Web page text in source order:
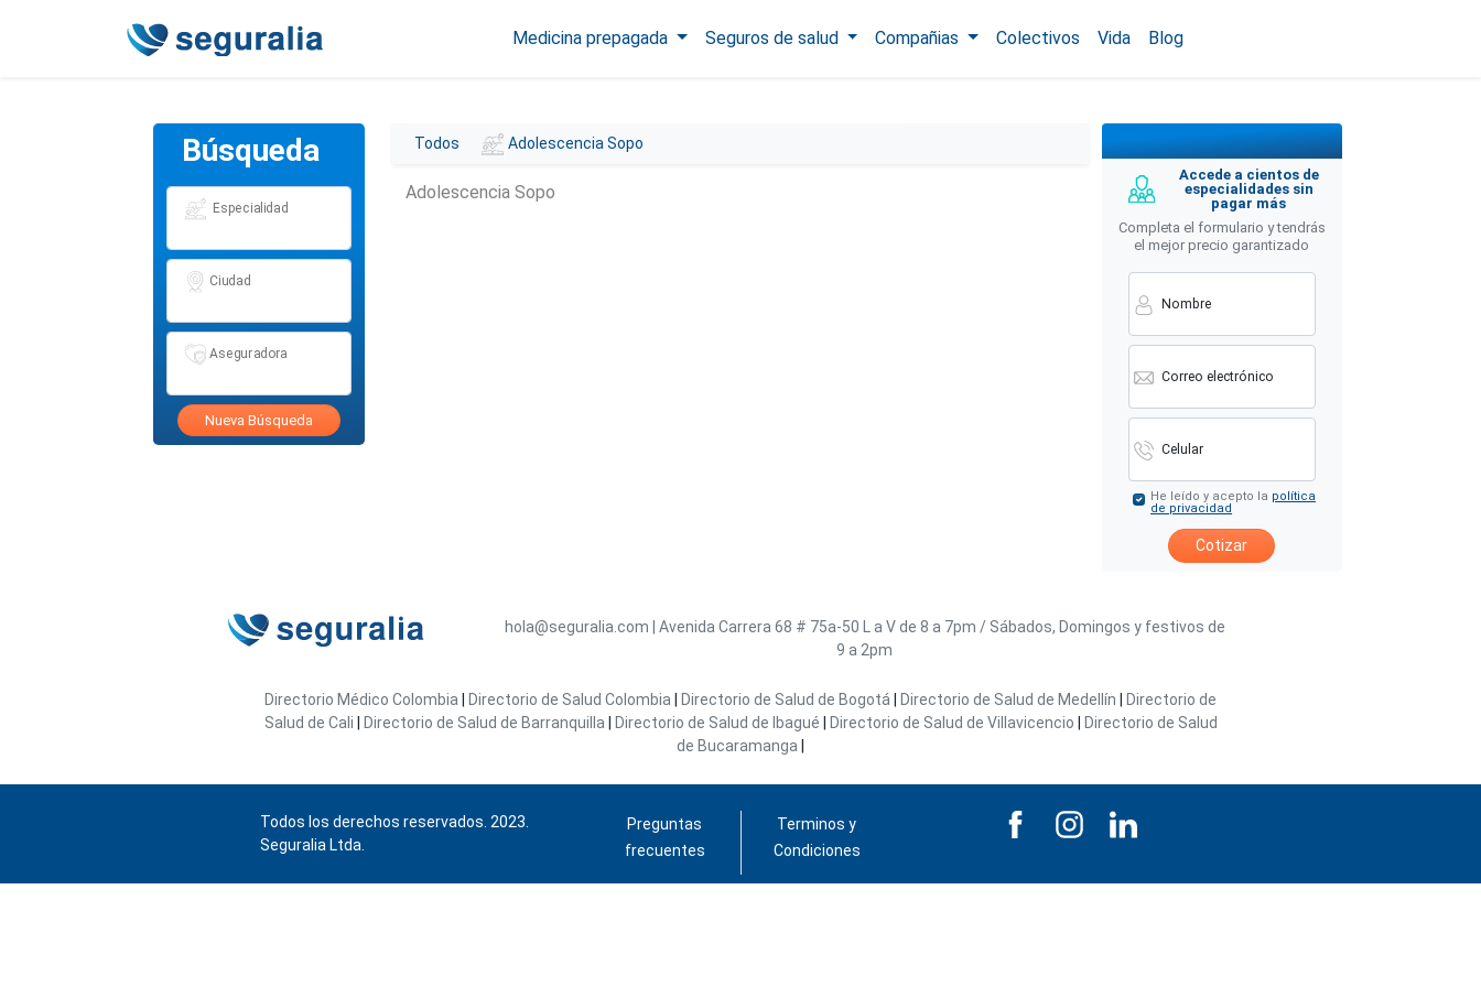
Medicina prepagada Seguros de salud Compañias Colectivos Vida Blog
Búsqueda
Especialidad
Ciudad
Aseguradora
Nueva Búsqueda
Todos Adolescencia Sopo
Adolescencia Sopo
Accede a cientos de
especialidades sin
pagar más
Completa el formulario y tendrás
el mejor precio garantizado
Nombre
Correo electrónico
Celular
He leído y acepto la política
de privacidad
Cotizar
hola@seguralia.com Avenida Carrera 68 # 75a-50
L a V de 8 a 7pm / Sábados, Domingos y festivos de
9 a 2pm
Directorio Médico Colombia Directorio de Salud Colombia Directorio de Salud de Bogotá Directorio de Salud de Medellín
Directorio de
Salud de Cali
Directorio de Salud de Barranquilla Directorio de Salud de Ibagué Directorio de Salud de Villavicencio
Directorio de Salud
de Bucaramanga
Todos los derechos reservados. 2023.
Seguralia Ltda.
Preguntas
frecuentes
Terminos y
Condiciones